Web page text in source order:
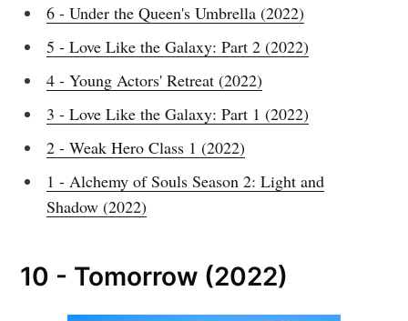
6 - Under the Queen's Umbrella (2022)
5 - Love Like the Galaxy: Part 2 (2022)
4 - Young Actors' Retreat (2022)
3 - Love Like the Galaxy: Part 1 (2022)
2 - Weak Hero Class 1 (2022)
1 - Alchemy of Souls Season 2: Light and
Shadow (2022)
10 - Tomorrow (2022)